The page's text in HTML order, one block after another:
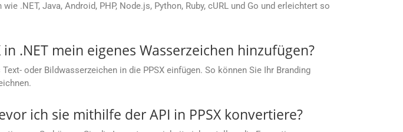
.NET, Java, Android, PHP, Node.js, Python, Ruby, cURL und Go und erleichtert so
.NET mein eigenes Wasserzeichen hinzufügen?
oder Bildwasserzeichen in die PPSX einfügen. So können Sie Ihr Branding
ich sie mithilfe der API in PPSX konvertiere?